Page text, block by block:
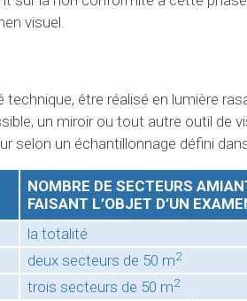
visuel.
être réalisé en lumière
un miroir ou tout autre outil de
selon un échantillonnage défini
NOMBRE DE SECTEURS
FAISANT L’OBJET D’UN
la totalité
deux secteurs de 50 m2
trois secteurs de 50 m2